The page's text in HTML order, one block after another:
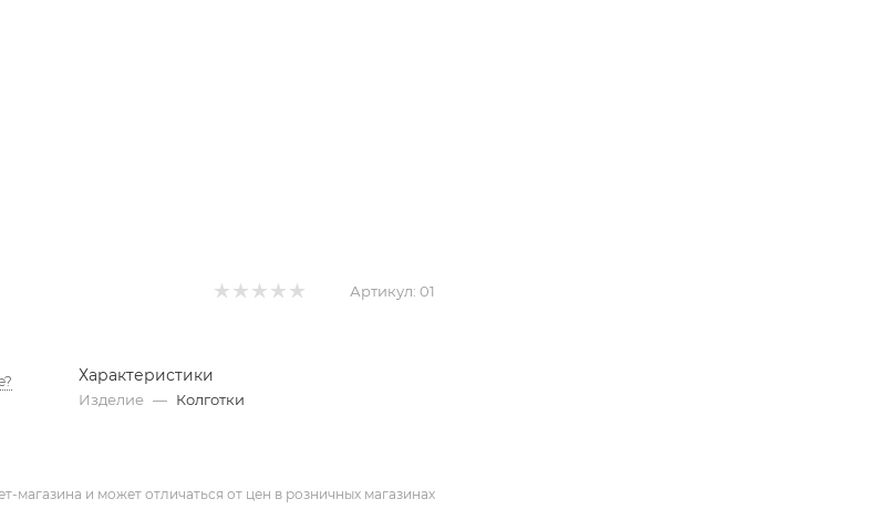
Артикул: 01
Характеристики
Изделие — Колготки
магазина и может отличаться от цен в розничных магазинах